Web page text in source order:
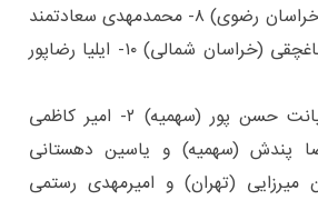
سبحان بهروز زیدانلو (خراسان رضوی) ۸- محمدمهدی سعادتمند
(گلستان) ۹- حسین باغچقی (خراسان شمالی) ۱۰- ایلیا رضاپور
۵۲ کیلوگرم: ۱- سوشیانت حسن پور (سهمیه) ۲- امیر کاظمی
۳- علیرضا پندش (سهمیه) و یاسین دهستانی
۵- سبحان میرزایی (تهران) و امیرمهدی رستمی